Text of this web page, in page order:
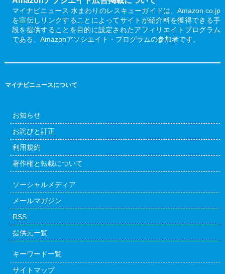
マイナビニュース 水まわりのレスキューガイドは、Amazon.co.jp
を宣伝しリンクすることによってサイトが紹介料を獲得できる手
段を提供することを目的に設定されたアフィリエイトプログラム
である、Amazonアソシエイト・プログラムの参加者です。
マイナビニュースについて
お知らせ
お詫びと訂正
利用規約
著作権と転載について
ソーシャルメディア
メールマガジン
RSS
提供元一覧
キーワード一覧
サイトマップ